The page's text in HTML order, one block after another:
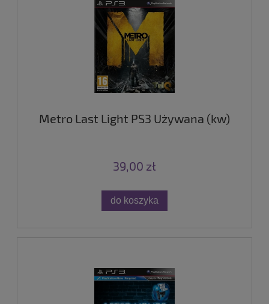
Metro Last Light PS3 Używana (kw)
39,00 zł
do koszyka